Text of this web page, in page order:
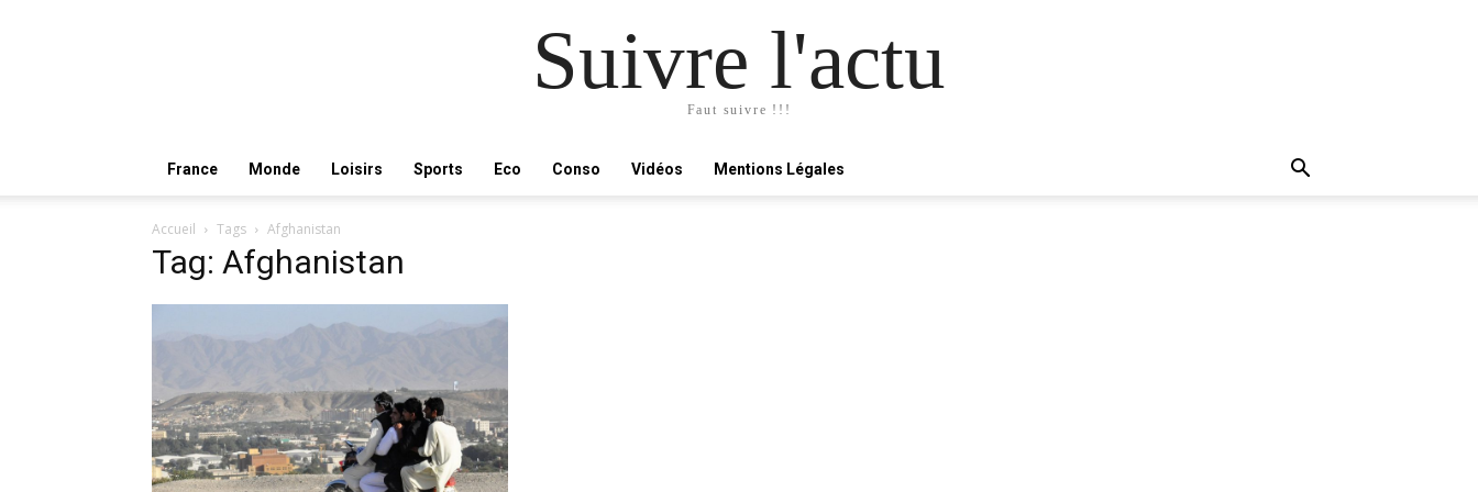
Suivre l'actu
Faut suivre !!!
France Monde Loisirs Sports Eco Conso Vidéos Mentions Légales
Accueil Tags Afghanistan
Tag: Afghanistan